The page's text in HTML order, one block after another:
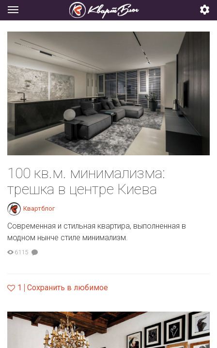
100 кв.м. минимализма:
трешка в центре Киева
Квартблог
Современная и стильная квартира, выполненная в
модном нынче стиле минимализм.
6115
1 Сохранить в любимое